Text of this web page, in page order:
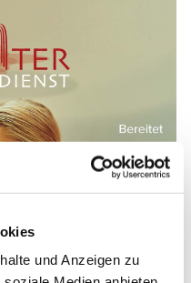
und Anzeigen zu